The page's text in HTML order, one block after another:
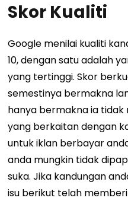
Skor Kualiti
Google menilai kualiti
10, dengan satu adalah
yang tertinggi. Skor
semestinya bermakna
hanya bermakna ia
yang berkaitan dengan
untuk iklan berbayar
anda mungkin tidak
suka. Jika kandungan
isu berikut telah